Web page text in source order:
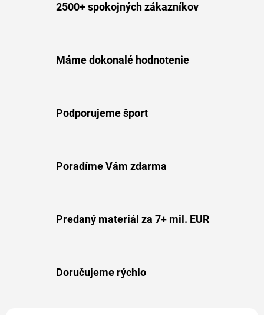
2500+ spokojných zákazníkov
Máme dokonalé hodnotenie
Podporujeme šport
Poradíme Vám zdarma
Predaný materiál za 7+ mil. EUR
Doručujeme rýchlo